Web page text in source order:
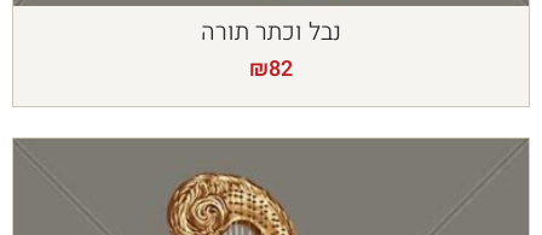
נבל וכתר תורה
₪82